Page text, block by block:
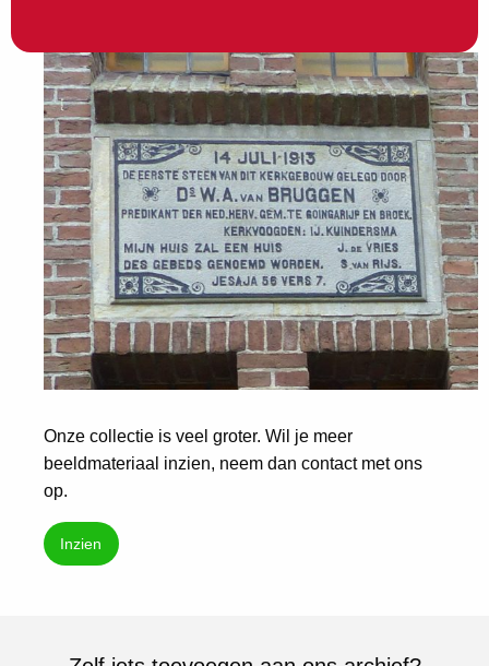
Onze collectie is veel groter. Wil je meer
beeldmateriaal inzien, neem dan contact met ons
op.
Inzien